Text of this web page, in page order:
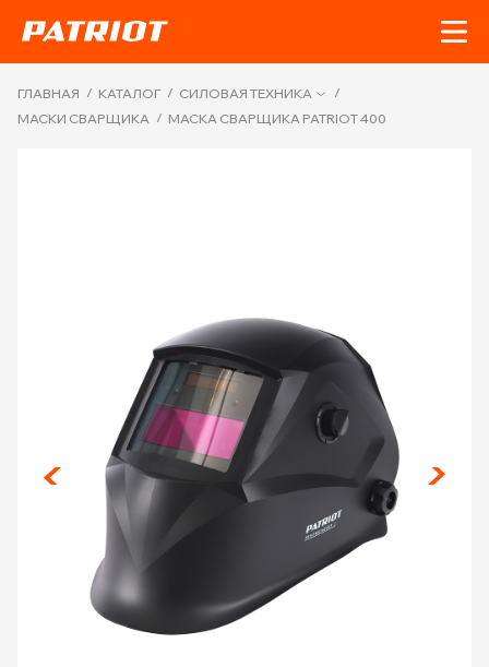
ГЛАВНАЯ / КАТАЛОГ / СИЛОВАЯ ТЕХНИКА
/
МАСКИ СВАРЩИКА / МАСКА СВАРЩИКА PATRIOT 400